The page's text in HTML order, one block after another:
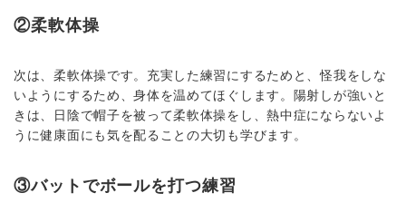
②柔軟体操
次は、柔軟体操です。充実した練習にするためと、怪我をしな
いようにするため、身体を温めてほぐします。陽射しが強いと
きは、日陰で帽子を被って柔軟体操をし、熱中症にならないよ
うに健康面にも気を配ることの大切も学びます。
③バットでボールを打つ練習